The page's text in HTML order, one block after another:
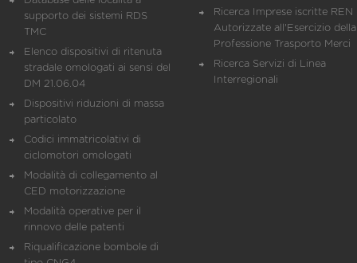
supporto dei sistemi RDS
TMC
Elenco dispositivi di ritenuta
stradale omologati ai sensi del
DM 21.06.04
Dispositivi riduzioni di massa
particolato
Codici immatricolativi di
ciclomotori omologati
Modalità di collegamento al
CED motorizzazione
Modalità operative per il
rinnovo delle patenti
Riqualificazione bombole di
Ricerca Imprese iscritte REN
Autorizzate all'Esercizio della
Professione Trasporto Merci
Ricerca Servizi di Linea
Interregionali